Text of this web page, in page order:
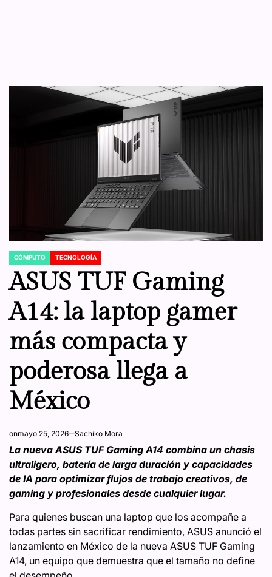
POSTED
IN
CÓMPUTO TECNOLOGÍA
ASUS TUF Gaming
A14: la laptop gamer
más compacta y
poderosa llega a
México
onmayo 25, 2026 Sachiko Mora
La nueva ASUS TUF Gaming A14 combina un chasis
ultraligero, batería de larga duración y capacidades
de IA para optimizar flujos de trabajo creativos, de
gaming y profesionales desde cualquier lugar.
Para quienes buscan una laptop que los acompañe a
todas partes sin sacrificar rendimiento, ASUS anunció el
lanzamiento en México de la nueva ASUS TUF Gaming
A14, un equipo que demuestra que el tamaño no define